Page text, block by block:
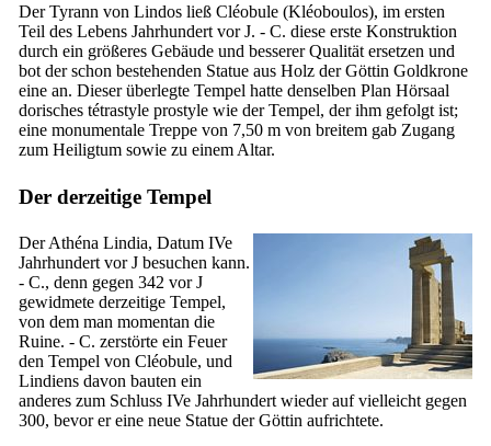
Der Tyrann von Lindos ließ Cléobule (Kléoboulos), im ersten
Teil des Lebens Jahrhundert vor J. - C. diese erste Konstruktion
durch ein größeres Gebäude und besserer Qualität ersetzen und
bot der schon bestehenden Statue aus Holz der Göttin Goldkrone
eine an. Dieser überlegte Tempel hatte denselben Plan Hörsaal
dorisches tétrastyle prostyle wie der Tempel, der ihm gefolgt ist;
eine monumentale Treppe von 7,50 m von breitem gab Zugang
zum Heiligtum sowie zu einem Altar.
Der derzeitige Tempel
Der Athéna Lindia, Datum IVe
Jahrhundert vor J besuchen kann.
- C., denn gegen 342 vor J
gewidmete derzeitige Tempel,
von dem man momentan die
Ruine. - C. zerstörte ein Feuer
den Tempel von Cléobule, und
Lindiens davon bauten ein
anderes zum Schluss IVe Jahrhundert wieder auf vielleicht gegen
300, bevor er eine neue Statue der Göttin aufrichtete.